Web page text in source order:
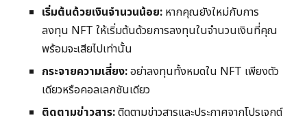
เริ่มต้นด้วยเงินจำนวนน้อย: หากคุณยังใหม่กับการ
ลงทุน NFT ให้เริ่มต้นด้วยการลงทุนในจำนวนเงินที่คุณ
พร้อมจะเสียไปเท่านั้น
กระจายความเสี่ยง:อย่าลงทุนทั้งหมดใน NFT เพียงตัว
เดียวหรือคอลเลกชันเดียว
ติดตามข่าวสาร:ติดตามข่าวสารและประกาศจากโปรเจกต์